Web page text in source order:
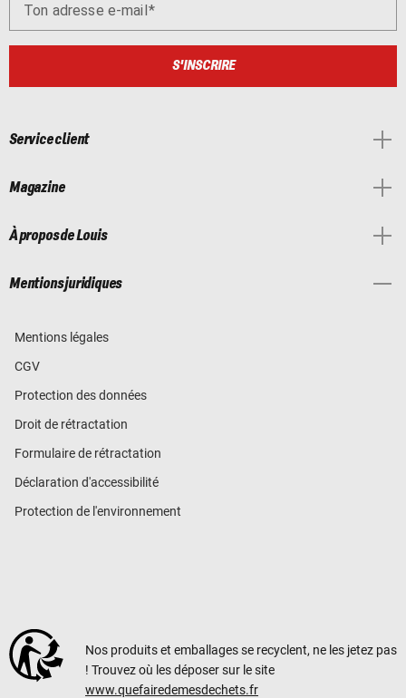
Ton adresse e-mail
S'INSCRIRE
Service client
Magazine
À propos de Louis
Mentions juridiques
Mentions légales
CGV
Protection des données
Droit de rétractation
Formulaire de rétractation
Déclaration d'accessibilité
Protection de l'environnement
Nos produits et emballages se recyclent, ne les jetez pas
! Trouvez où les déposer sur le site
www.quefairedemesdechets.fr